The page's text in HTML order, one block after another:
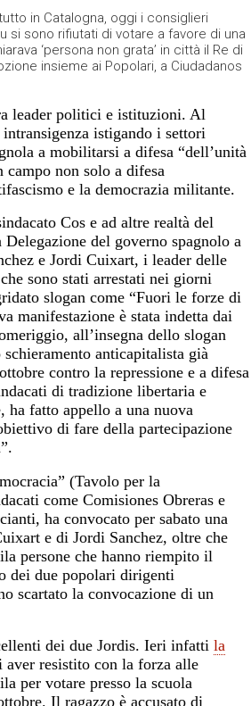
in Catalogna, oggi i consiglieri
si sono rifiutati di votare a favore di una
‘persona non grata’ in città il Re di
insieme ai Popolari, a Ciudadanos
leader politici e istituzioni. Al
istigando i settori
a mobilitarsi a difesa “dell’unità
non solo a difesa
e la democrazia militante.
Cos e ad altre realtà del
del governo spagnolo a
e Jordi Cuixart, i leader delle
sono stati arrestati nei giorni
slogan come “Fuori le forze di
manifestazione è stata indetta dai
all’insegna dello slogan
anticapitalista già
contro la repressione e a difesa
di tradizione libertaria e
ha fatto appello a una nuova
di fare della partecipazione
(Tavolo per la
come Comisiones Obreras e
ha convocato per sabato una
e di Jordi Sanchez, oltre che
persone che hanno riempito il
dei due popolari dirigenti
scartato la convocazione di un
dei due Jordis. Ieri infatti la
aver resistito con la forza alle
per votare presso la scuola
Il ragazzo è accusato di